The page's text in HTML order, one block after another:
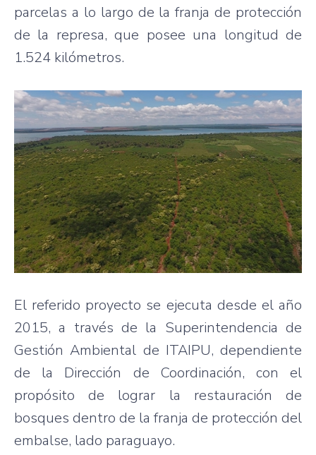
parcelas a lo largo de la franja de protección
de la represa, que posee una longitud de
1.524 kilómetros.
El referido proyecto se ejecuta desde el año
2015, a través de la Superintendencia de
Gestión Ambiental de ITAIPU, dependiente
de la Dirección de Coordinación, con el
propósito de lograr la restauración de
bosques dentro de la franja de protección del
embalse, lado paraguayo.